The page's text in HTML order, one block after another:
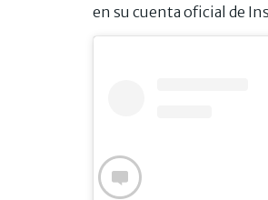
en su cuenta oficial de